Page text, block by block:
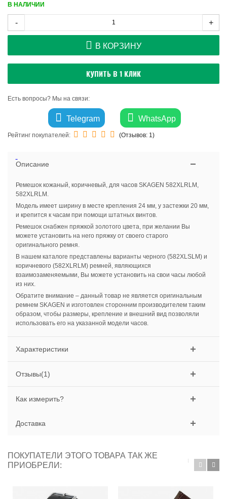
В НАЛИЧИИ
- +
В КОРЗИНУ
КУПИТЬ В 1 КЛИК
Есть вопросы? Мы на связи:
Telegram WhatsApp
Рейтинг покупателей: (Отзывов: 1)
Описание
Ремешок кожаный, коричневый, для часов SKAGEN 582XLRLM,
582XLRLM.
Модель имеет ширину в месте крепления 24 мм, у застежки 20 мм,
и крепится к часам при помощи штатных винтов.
Ремешок снабжен пряжкой золотого цвета, при желании Вы
можете установить на него пряжку от своего старого
оригинального ремня.
В нашем каталоге представлены варианты черного (582XLSLM) и
коричневого (582XLRLM) ремней, являющихся
взаимозаменяемыми, Вы можете установить на свои часы любой
из них.
Обратите внимание – данный товар не является оригинальным
ремнем SKAGEN и изготовлен сторонним производителем таким
образом, чтобы размеры, крепление и внешний вид позволяли
использовать его на указанной модели часов.
Характеристики
Отзывы(1)
Как измерить?
Доставка
ПОКУПАТЕЛИ ЭТОГО ТОВАРА ТАК ЖЕ
ПРИОБРЕЛИ: